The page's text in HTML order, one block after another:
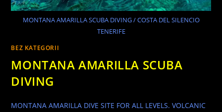
MONTANA AMARILLA SCUBA DIVING / COSTA DEL SILENCIO
TENERIFE
BEZ KATEGORII
MONTANA AMARILLA SCUBA
DIVING
MONTANA AMARILLA DIVE SITE FOR ALL LEVELS. VOLCANIC